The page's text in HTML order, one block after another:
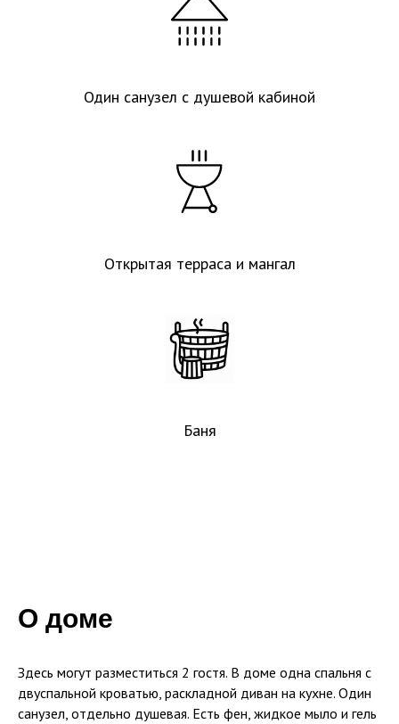
Один санузел с душевой кабиной
Открытая терраса и мангал
Баня
О доме
Здесь могут разместиться 2 гостя. В доме одна спальня с
двуспальной кроватью, раскладной диван на кухне. Один
санузел, отдельно душевая. Есть фен, жидкое мыло и гель